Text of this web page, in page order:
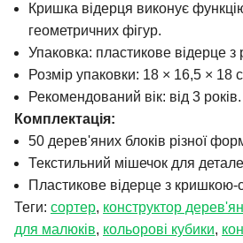
Кришка відерця виконує
геометричних фігур.
Упаковка: пластикове відерце з
Розмір упаковки: 18 × 16,5 × 18
Рекомендований вік: від 3 років.
Комплектація:
50 дерев'яних блоків різної
Текстильний мішечок для
Пластикове відерце з
Теги: сортер, конструктор
для малюків, кольорові кубики,